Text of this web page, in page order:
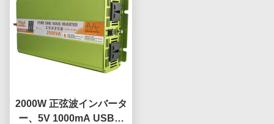
2000W 正弦波インバータ
ー、5V 1000mA USB、